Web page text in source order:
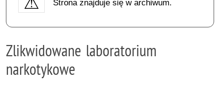
Strona znajduje się w archiwum.
Zlikwidowane laboratorium
narkotykowe